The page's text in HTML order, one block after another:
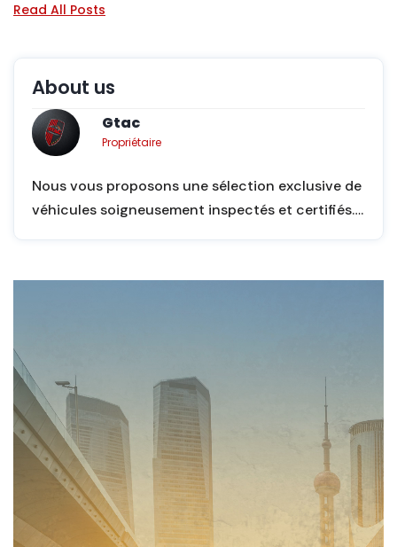
Read All Posts
About us
Gtac
Propriétaire
Nous vous proposons une sélection exclusive de
véhicules soigneusement inspectés et certifiés….